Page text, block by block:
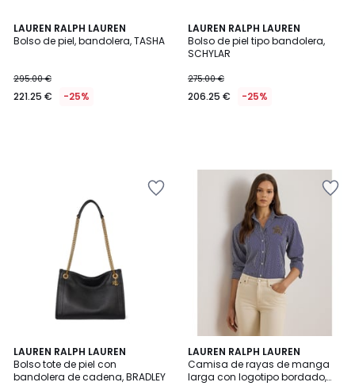
LAUREN RALPH LAUREN
Bolso de piel, bandolera, TASHA
295.00 €
221.25 € -25%
LAUREN RALPH LAUREN
Bolso de piel tipo bandolera,
SCHYLAR
275.00 €
206.25 € -25%
LAUREN RALPH LAUREN
Bolso tote de piel con
bandolera de cadena, BRADLEY
LAUREN RALPH LAUREN
Camisa de rayas de manga
larga con logotipo bordado,